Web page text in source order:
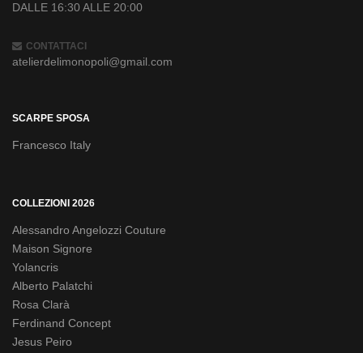
DALLE 16:30 ALLE 20:00
CONTATTACI
atelierdelimonopoli@gmail.com
SCARPE SPOSA
Francesco Italy
COLLEZIONI 2026
Alessandro Angelozzi Couture
Maison Signore
Yolancris
Alberto Palatchi
Rosa Clarà
Ferdinand Concept
Jesus Peiro